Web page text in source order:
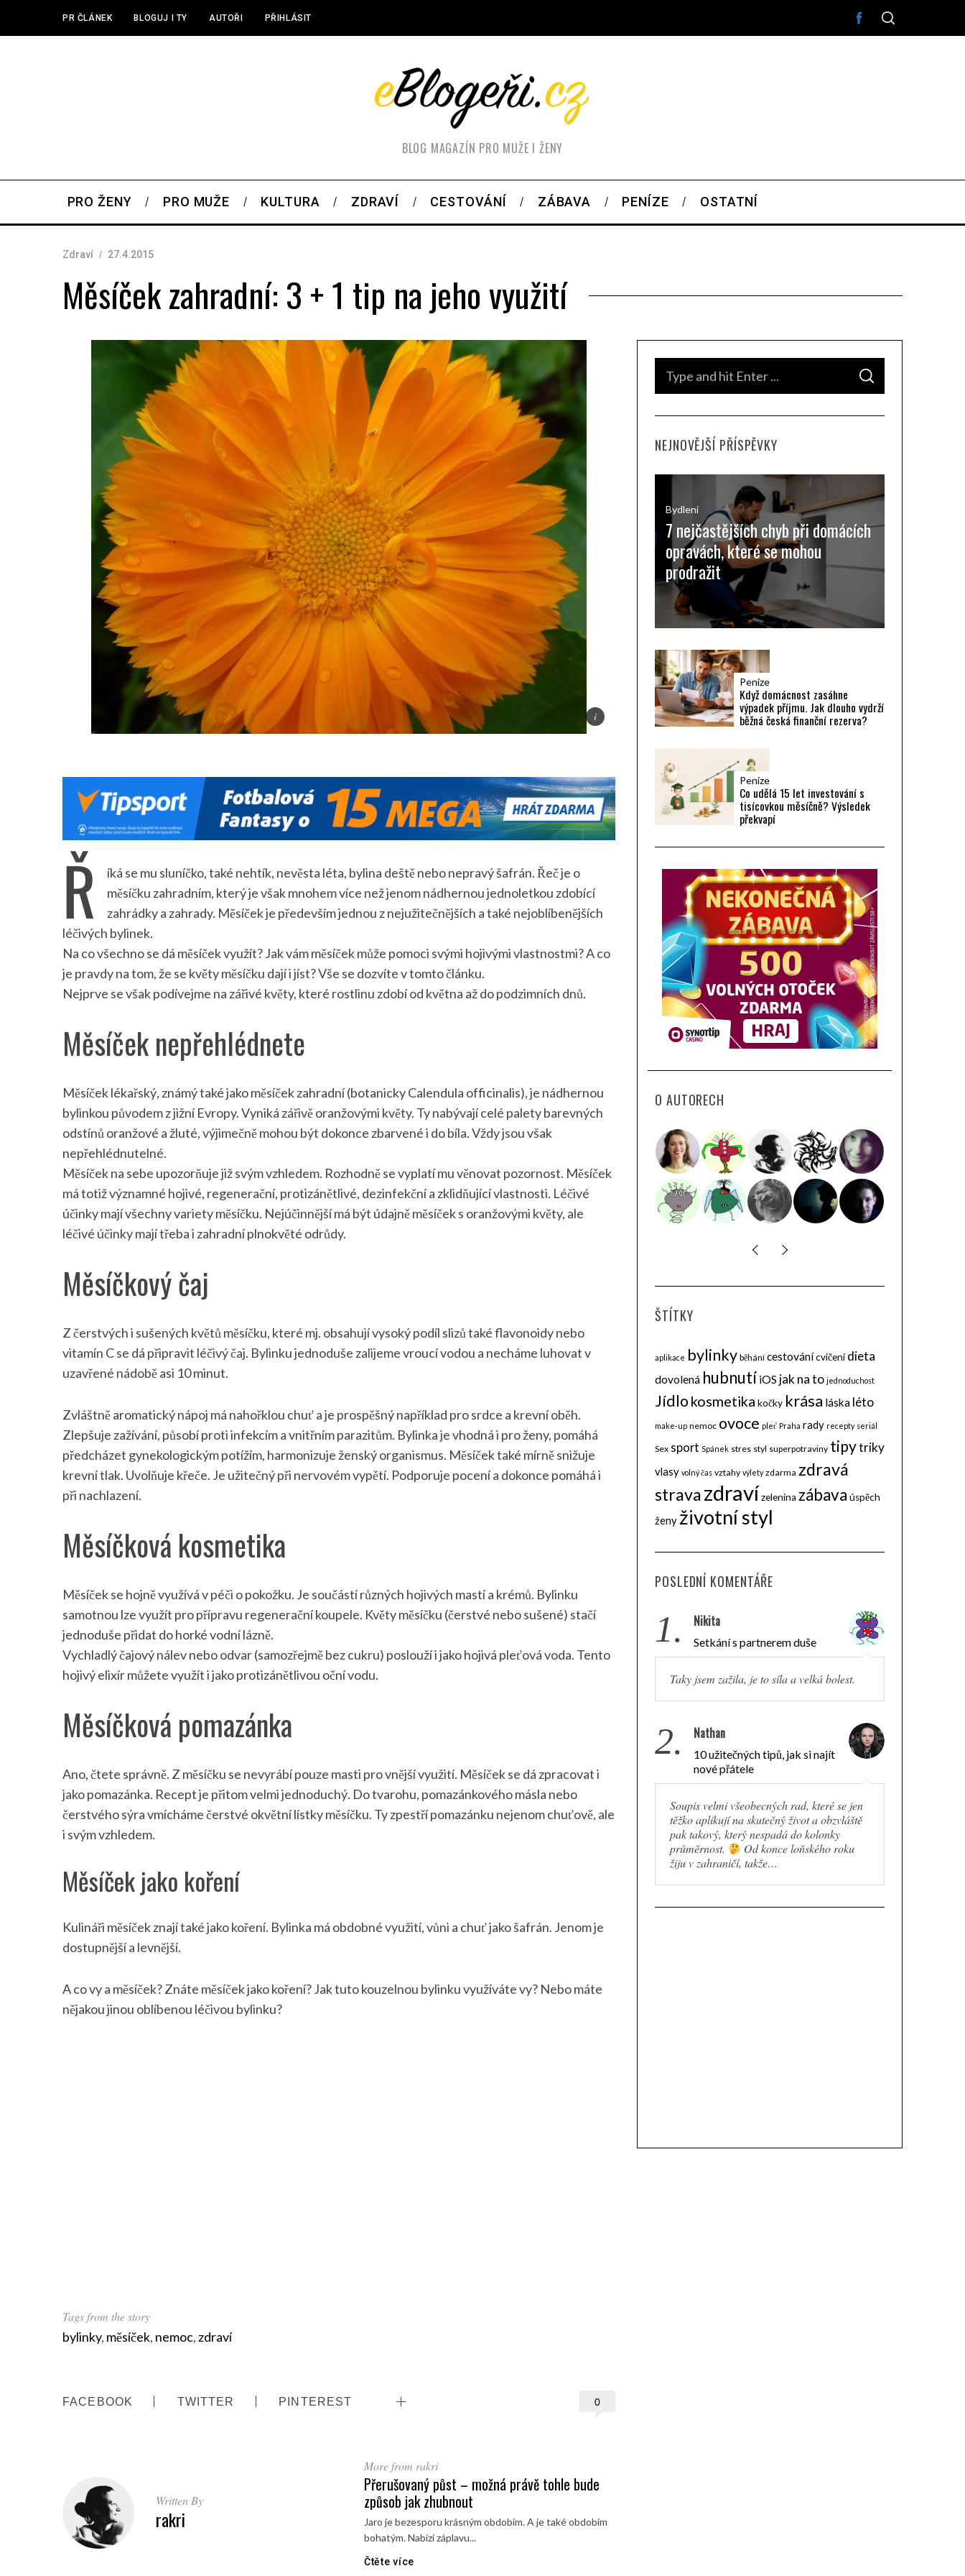
PR ČLÁNEK BLOGUJ I TY AUTOŘI PŘIHLÁSIT
BLOG MAGAZÍN PRO MUŽE I ŽENY
PRO ŽENY PRO MUŽE KULTURA ZDRAVÍ CESTOVÁNÍ ZÁBAVA PENÍZE OSTATNÍ
Zdraví 27.4.2015
Měsíček zahradní: 3 + 1 tip na jeho využití
Ř
íká se mu sluníčko, také nehtík, nevěsta léta, bylina deště nebo nepravý šafrán. Řeč je o
měsíčku zahradním, který je však mnohem více než jenom nádhernou jednoletkou zdobící
zahrádky a zahrady. Měsíček je především jednou z nejužitečnějších a také nejoblíbenějších
léčivých bylinek.
Na co všechno se dá měsíček využít? Jak vám měsíček může pomoci svými hojivými vlastnostmi? A co
je pravdy na tom, že se květy měsíčku dají i jíst? Vše se dozvíte v tomto článku.
Nejprve se však podívejme na zářivé květy, které rostlinu zdobí od května až do podzimních dnů.
Měsíček nepřehlédnete
Měsíček lékařský, známý také jako měsíček zahradní (botanicky Calendula officinalis), je nádhernou
bylinkou původem z jižní Evropy. Vyniká zářivě oranžovými květy. Ty nabývají celé palety barevných
odstínů oranžové a žluté, výjimečně mohou být dokonce zbarvené i do bíla. Vždy jsou však
nepřehlédnutelné.
Měsíček na sebe upozorňuje již svým vzhledem. Rozhodně se vyplatí mu věnovat pozornost. Měsíček
má totiž významné hojivé, regenerační, protizánětlivé, dezinfekční a zklidňující vlastnosti. Léčivé
účinky mají všechny variety měsíčku. Nejúčinnější má být údajně měsíček s oranžovými květy, ale
léčivé účinky mají třeba i zahradní plnokvěté odrůdy.
Měsíčkový čaj
Z čerstvých i sušených květů měsíčku, které mj. obsahují vysoký podíl slizů také flavonoidy nebo
vitamín C se dá připravit léčivý čaj. Bylinku jednoduše zalijeme vroucí vodou a necháme luhovat v
uzavřené nádobě asi 10 minut.
Zvláštně aromatický nápoj má nahořklou chuť a je prospěšný například pro srdce a krevní oběh.
Zlepšuje zažívání, působí proti infekcím a vnitřním parazitům. Bylinka je vhodná i pro ženy, pomáhá
předcházet gynekologickým potížím, harmonizuje ženský organismus. Měsíček také mírně snižuje
krevní tlak. Uvolňuje křeče. Je užitečný při nervovém vypětí. Podporuje pocení a dokonce pomáhá i
při nachlazení.
Měsíčková kosmetika
Měsíček se hojně využívá v péči o pokožku. Je součástí různých hojivých mastí a krémů. Bylinku
samotnou lze využít pro přípravu regenerační koupele. Květy měsíčku (čerstvé nebo sušené) stačí
jednoduše přidat do horké vodní lázně.
Vychladlý čajový nálev nebo odvar (samozřejmě bez cukru) poslouží i jako hojivá pleťová voda. Tento
hojivý elixír můžete využít i jako protizánětlivou oční vodu.
Měsíčková pomazánka
Ano, čtete správně. Z měsíčku se nevyrábí pouze masti pro vnější využití. Měsíček se dá zpracovat i
jako pomazánka. Recept je přitom velmi jednoduchý. Do tvarohu, pomazánkového másla nebo
čerstvého sýra vmícháme čerstvé okvětní lístky měsíčku. Ty zpestří pomazánku nejenom chuťově, ale
i svým vzhledem.
Měsíček jako koření
Kulináři měsíček znají také jako koření. Bylinka má obdobné využití, vůni a chuť jako šafrán. Jenom je
dostupnější a levnější.
A co vy a měsíček? Znáte měsíček jako koření? Jak tuto kouzelnou bylinku využíváte vy? Nebo máte
nějakou jinou oblíbenou léčivou bylinku?
Tags from the story
bylinky, měsíček, nemoc, zdraví
0
FACEBOOK TWITTER PINTEREST
Written By
rakri
More from rakri
Přerušovaný půst – možná právě tohle bude
způsob jak zhubnout
Jaro je bezesporu krásným obdobím. A je také obdobím
bohatým. Nabízí záplavu...
Čtěte více
c
S
A
C
NEJNOVĚJŠÍ PŘÍSPĚVKY
Bydlení
7 nejčastějších chyb při domácích
opravách, které se mohou
prodražit
Peníze
Když domácnost zasáhne
výpadek příjmu. Jak dlouho vydrží
běžná česká finanční rezerva?
Peníze
Co udělá 15 let investování s
tisícovkou měsíčně? Výsledek
překvapí
O AUTORECH
ŠTÍTKY
aplikace bylinky běhání cestovánícvičení dieta
dovolená hubnutí iOS jak na to jednoduchost
Jídlo kosmetika kočky krása láska léto
make-up nemoc ovoce pleť Praha rady recepty seriál
Sex sport Spánek stres styl superpotraviny tipytriky
vlasy volný čas vztahy výlety zdarma zdravá
stravazdravízelenina zábava úspěch
ženy životní styl
POSLEDNÍ KOMENTÁŘE
1. Nikita
Setkání s partnerem duše
Taky jsem zažila, je to síla a velká bolest.
2. Nathan
10 užitečných tipů, jak si najít
nové přátele
Soupis velmi všeobecných rad, které se jen
těžko aplikují na skutečný život a obzvláště
pak takový, který nespadá do kolonky
průměrnost.
Od konce loňského roku
žiju v zahraničí, takže…
S
e
r
h
f
o